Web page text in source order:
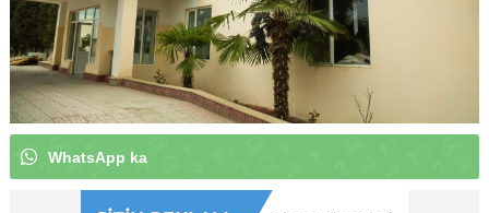
WhatsApp ka